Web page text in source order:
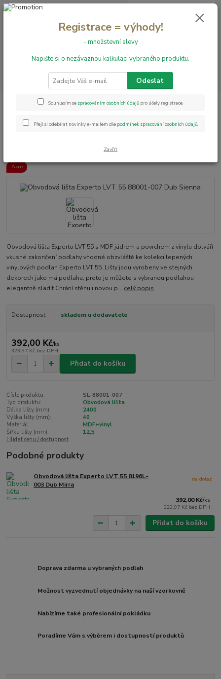
+420 731 199 591 0,00 Kč
Obvodové lišty
Obvodová lišta Experto LVT 55 88001-007 Dub
Obvodová lišta Experto LVT 55
88001-007 Dub Sienna
Akce
Obvodová lišta Experto LVT 55 s MDF jádrem a povrchem z vinylu dotváří
vkusné zakončení podlahy vhodné obzvláště ke kolekci lepených
vinylových podlah Experto LVT 55. Lišty jsou vyrobeny ve stejných
dekorech jako má podlaha, proto je můžete s vybranou podlahou
elegantně sladit.Chrání stěnu i novou p... celý popis
Dostupnost skladem u dodavatele
392,00 Kč/ks
323,97 Kč bez DPH
Přidat do košíku
Číslo produktu:
SL-88001-007
Typ produktu:
Obvodová lišta
Délka lišty (mm):
2400
Výška lišty (mm):
40
Materiál:
MDF+vinyl
Šířka lišty (mm):
12,5
Hlídat cenu / dostupnost
Podobné produkty
Obvodová lišta Experto LVT 55 8196L-
003 Dub Mirra
392,00 Kč/ks
323,97 Kč bez DPH
na dotaz
Přidat do košíku
Doprava zdarma u vybraných podlah
Možnost vyzvednutí objednávky na naší vzorkovně
Nabízíme také profesionální pokládku
Poradíme Vám s výběrem i dostupností produktů
Registrace = výhody!
- množstevní slevy
Napište si o nezávaznou kalkulaci vybraného produktu.
Odeslat
Souhlasím se zpracováním osobních údajů pro účely registrace.
Přeji si odebírat novinky e-mailem dle podmínek zpracování osobních údajů.
Zavřít